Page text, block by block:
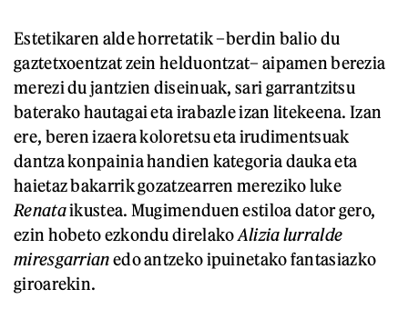
Estetikaren alde horretatik –berdin balio du
gaztetxoentzat zein helduontzat– aipamen berezia
merezi du jantzien diseinuak, sari garrantzitsu
baterako hautagai eta irabazle izan litekeena. Izan
ere, beren izaera koloretsu eta irudimentsuak
dantza konpainia handien kategoria dauka eta
haietaz bakarrik gozatzearren mereziko luke
Renataikustea. Mugimenduen estiloa dator gero,
ezin hobeto ezkondu direlakoAlizia lurralde
miresgarrianedo antzeko ipuinetako fantasiazko
giroarekin.